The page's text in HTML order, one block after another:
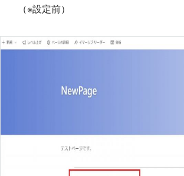
（※設定前）